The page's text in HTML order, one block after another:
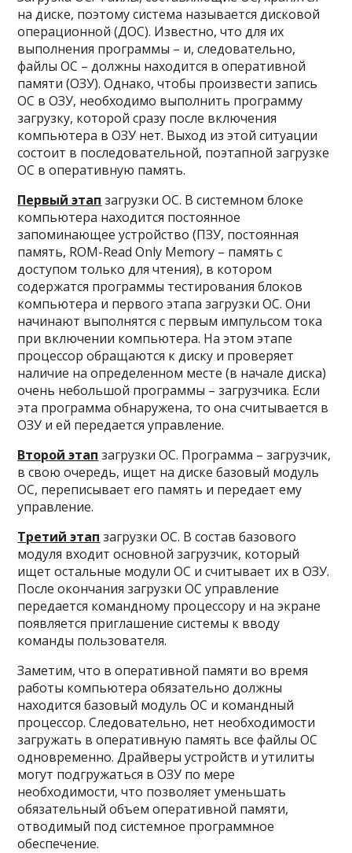
на диске, поэтому система называется дисковой
операционной (ДОС). Известно, что для их
выполнения программы – и, следовательно,
файлы ОС – должны находится в оперативной
памяти (ОЗУ). Однако, чтобы произвести запись
ОС в ОЗУ, необходимо выполнить программу
загрузку, которой сразу после включения
компьютера в ОЗУ нет. Выход из этой ситуации
состоит в последовательной, поэтапной загрузке
ОС в оперативную память.
Первый этап загрузки ОС. В системном блоке
компьютера находится постоянное
запоминающее устройство (ПЗУ, постоянная
память, ROM-Read Only Memory – память с
доступом только для чтения), в котором
содержатся программы тестирования блоков
компьютера и первого этапа загрузки ОС. Они
начинают выполнятся с первым импульсом тока
при включении компьютера. На этом этапе
процессор обращаются к диску и проверяет
наличие на определенном месте (в начале диска)
очень небольшой программы – загрузчика. Если
эта программа обнаружена, то она считывается в
ОЗУ и ей передается управление.
Второй этап загрузки ОС. Программа – загрузчик,
в свою очередь, ищет на диске базовый модуль
ОС, переписывает его память и передает ему
управление.
Третий этап загрузки ОС. В состав базового
модуля входит основной загрузчик, который
ищет остальные модули ОС и считывает их в ОЗУ.
После окончания загрузки ОС управление
передается командному процессору и на экране
появляется приглашение системы к вводу
команды пользователя.
Заметим, что в оперативной памяти во время
работы компьютера обязательно должны
находится базовый модуль ОС и командный
процессор. Следовательно, нет необходимости
загружать в оперативную память все файлы ОС
одновременно. Драйверы устройств и утилиты
могут подгружаться в ОЗУ по мере
необходимости, что позволяет уменьшать
обязательный объем оперативной памяти,
отводимый под системное программное
обеспечение.